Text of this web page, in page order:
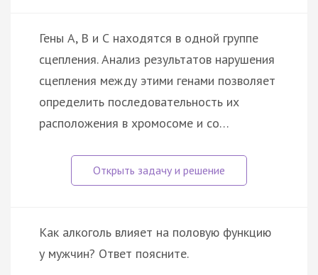
Гены А, В и С находятся в одной группе
сцепления. Анализ результатов нарушения
сцепления между этими генами позволяет
определить последовательность их
расположения в хромосоме и со…
Как алкоголь влияет на половую функцию
у мужчин? Ответ поясните.